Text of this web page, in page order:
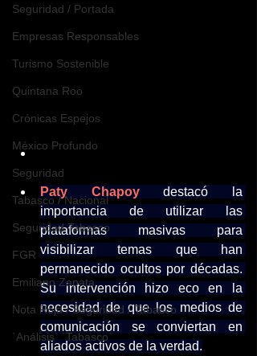
Seguridad / Portada
Empresas Responsables
Turismo Sostenible
Quintana Roo
Crónicas Espejos
México Profundo
Seguridad
Tabasco / Nacional
Seguridad Tabasco
FGR
Emiliano Zapata
Nota Roja / Seguridad / Tabasco
`Análisis` `Tabasco`
Paty Chapoy
destacó la
importancia de utilizar las
plataformas masivas para
visibilizar temas que han
permanecido ocultos por décadas.
Su intervención hizo eco en la
necesidad de que los medios de
comunicación se conviertan en
aliados activos de la verdad.